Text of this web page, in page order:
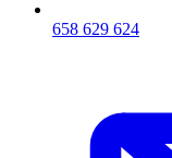
658 629 624